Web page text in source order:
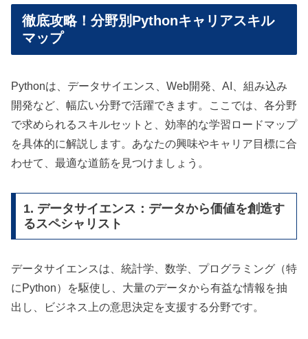
徹底攻略！分野別Pythonキャリアスキル
マップ
Pythonは、データサイエンス、Web開発、AI、組み込み
開発など、幅広い分野で活躍できます。ここでは、各分野
で求められるスキルセットと、効率的な学習ロードマップ
を具体的に解説します。あなたの興味やキャリア目標に合
わせて、最適な道筋を見つけましょう。
1. データサイエンス：データから価値を創造す
るスペシャリスト
データサイエンスは、統計学、数学、プログラミング（特
にPython）を駆使し、大量のデータから有益な情報を抽
出し、ビジネス上の意思決定を支援する分野です。